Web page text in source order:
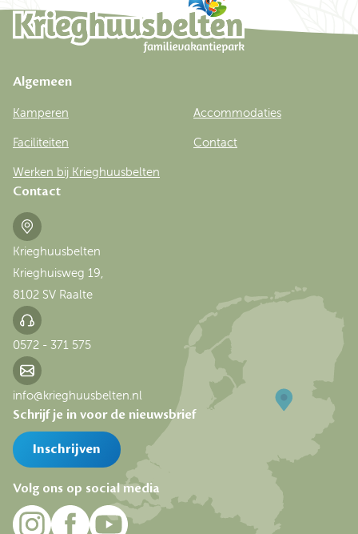
Schrijf je in voor de nieuwsbrief
Inschrijven
Volg ons op social media
Contact
Krieghuusbelten
Krieghuisweg 19,
8102 SV Raalte
0572 - 371 575
info@krieghuusbelten.nl
Algemeen
Kamperen Accommodaties
Faciliteiten Contact
Werken bij Krieghuusbelten